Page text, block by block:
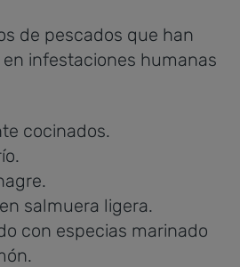
de pescados que han
infestaciones humanas
cocinados.
salmuera ligera.
con especias marinado